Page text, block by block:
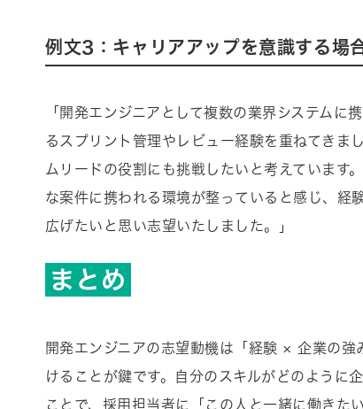
例文3：キャリアアップを意識する場
「開発エンジニアとして複数の業界システムに
るスプリント管理やレビュー経験を重ねてきま
ムリードの役割にも挑戦したいと考えています
な案件に携われる環境が整っていると感じ、経
広げたいと思い志望いたしました。」
まとめ
開発エンジニアの志望動機は「経験 × 企業の
けることが鍵です。自分のスキルがどのように
ことで、採用担当者に「この人と一緒に働きた